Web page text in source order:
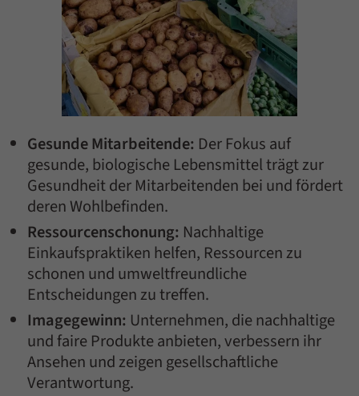
Gesunde Mitarbeitende: Der Fokus auf
gesunde, biologische Lebensmittel trägt zur
Gesundheit der Mitarbeitenden bei und fördert
deren Wohlbefinden.
Ressourcenschonung: Nachhaltige
Einkaufspraktiken helfen, Ressourcen zu
schonen und umweltfreundliche
Entscheidungen zu treffen.
Imagegewinn: Unternehmen, die nachhaltige
und faire Produkte anbieten, verbessern ihr
Ansehen und zeigen gesellschaftliche
Verantwortung.